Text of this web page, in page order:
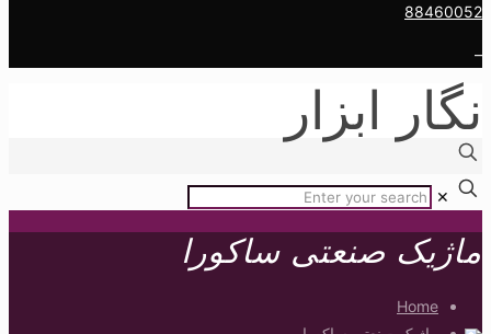
88460052
–
نگار ابزار
✕
ماژیک صنعتی ساکورا
Home